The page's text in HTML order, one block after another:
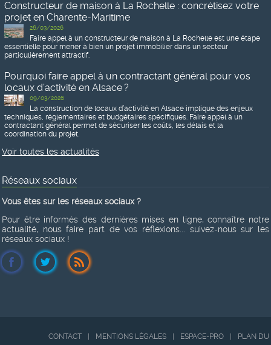
Constructeur de maison à La Rochelle : concrétisez votre
projet en Charente-Maritime
26/03/2026
Faire appel à un constructeur de maison à La Rochelle est une étape
essentielle pour mener à bien un projet immobilier dans un secteur
particulièrement attractif.
Pourquoi faire appel à un contractant général pour vos
locaux d’activité en Alsace ?
09/03/2026
La construction de locaux d’activité en Alsace implique des enjeux
techniques, réglementaires et budgétaires spécifiques. Faire appel à un
contractant général permet de sécuriser les coûts, les délais et la
coordination du projet.
Voir toutes les actualités
Réseaux sociaux
Vous êtes sur les réseaux sociaux ?
Pour être informés des dernières mises en ligne, connaître notre
actualité, nous faire part de vos réflexions... suivez-nous sur les
réseaux sociaux !
CONTACT MENTIONS LÉGALES ESPACE-PRO PLAN DU